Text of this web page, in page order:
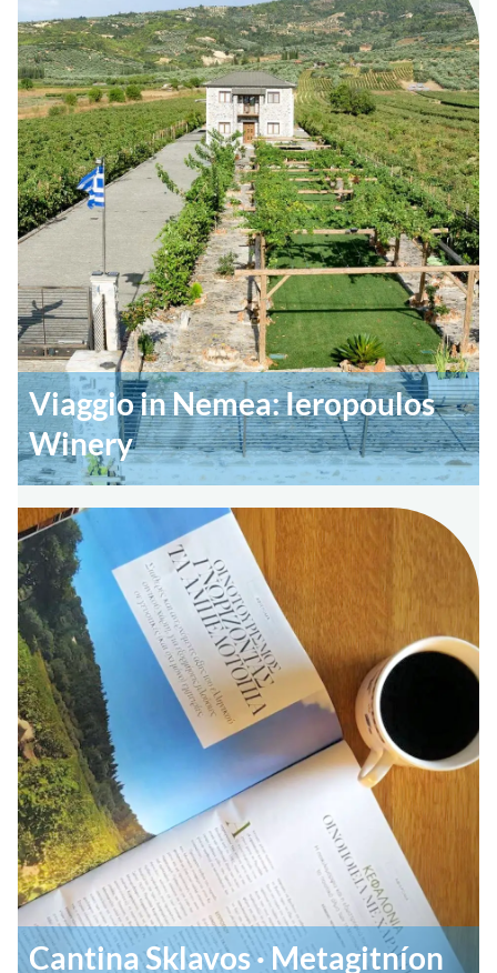
Viaggio in Nemea: Ieropoulos
Winery
Cantina Sklavos · Metagitníon